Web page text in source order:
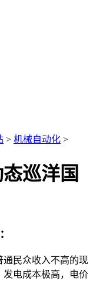
> 机械自动化 >
巡洋国
民众收入不高的现
发电成本极高，电价